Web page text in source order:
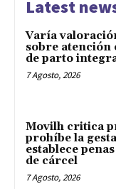
Latest
Varía
sobre atención
de parto
7 Agosto, 2026
Movilh critica
prohíbe la
establece
de cárcel
7 Agosto, 2026